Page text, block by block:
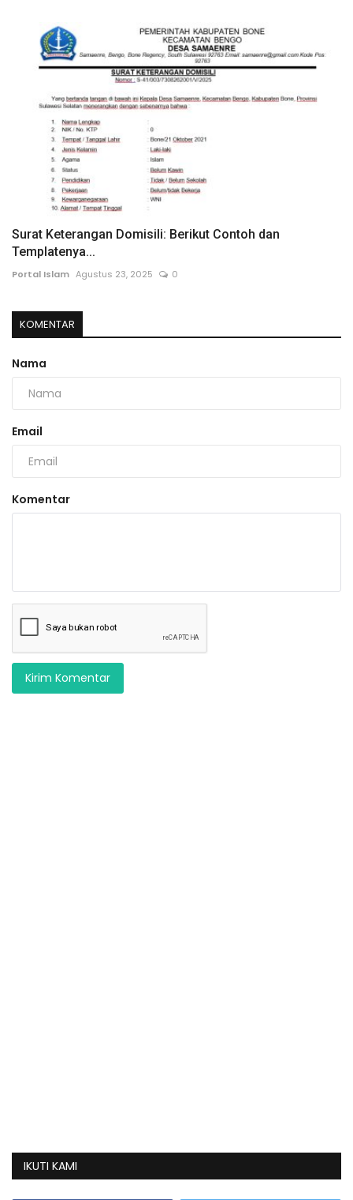
Surat Keterangan Domisili: Berikut Contoh dan
Templatenya...
Portal Islam Agustus 23, 2025 0
KOMENTAR
Nama
Email
Komentar
Kirim Komentar
IKUTI KAMI